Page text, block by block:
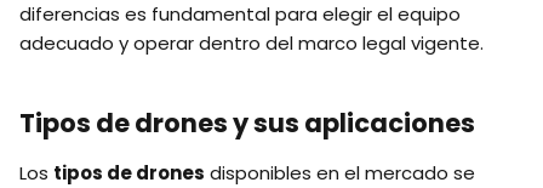
diferencias es fundamental para elegir el equipo
adecuado y operar dentro del marco legal vigente.
Tipos de drones y sus aplicaciones
Los tipos de drones disponibles en el mercado se